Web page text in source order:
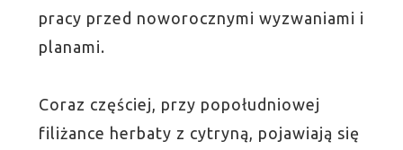
pracy przed noworocznymi wyzwaniami i
planami.
Coraz częściej, przy popołudniowej
filiżance herbaty z cytryną, pojawiają się